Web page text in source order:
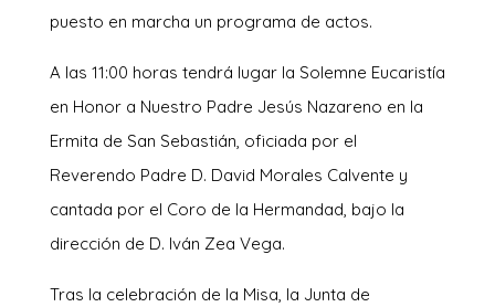
puesto en marcha un programa de actos.
A las 11:00 horas tendrá lugar la Solemne Eucaristía
en Honor a Nuestro Padre Jesús Nazareno en la
Ermita de San Sebastián, oficiada por el
Reverendo Padre D. David Morales Calvente y
cantada por el Coro de la Hermandad, bajo la
dirección de D. Iván Zea Vega.
Tras la celebración de la Misa, la Junta de